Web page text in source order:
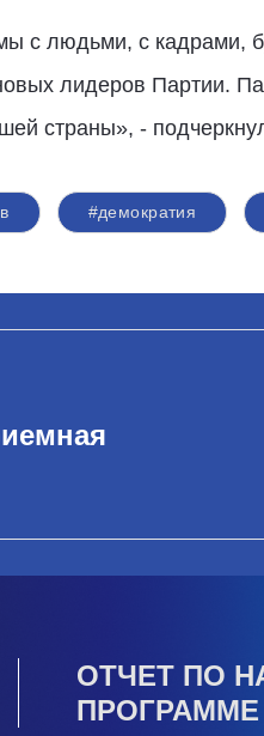
с людьми, с кадрами,
лидеров Партии.
страны», -
#демократия
ОТЧЕТ ПО
ПРОГРАММЕ